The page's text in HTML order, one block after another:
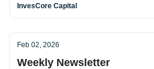
InvesCore Capital
Feb 02, 2026
Weekly Newsletter